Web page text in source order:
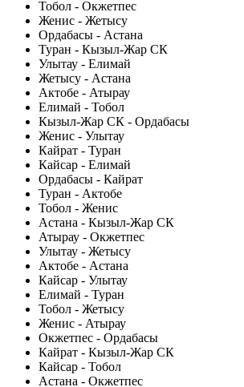
Тобол - Окжетпес
Женис - Жетысу
Ордабасы - Астана
Туран - Кызыл-Жар СК
Улытау - Елимай
Жетысу - Астана
Актобе - Атырау
Елимай - Тобол
Кызыл-Жар СК - Ордабасы
Женис - Улытау
Кайрат - Туран
Кайсар - Елимай
Ордабасы - Кайрат
Туран - Актобе
Тобол - Женис
Астана - Кызыл-Жар СК
Атырау - Окжетпес
Улытау - Жетысу
Актобе - Астана
Кайсар - Улытау
Елимай - Туран
Тобол - Жетысу
Женис - Атырау
Окжетпес - Ордабасы
Кайрат - Кызыл-Жар СК
Кайсар - Тобол
Астана - Окжетпес